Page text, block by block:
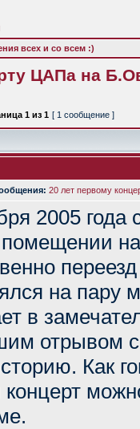
всех и со всем :)
ЦАПа на
1 из 1 [ 1 сообщение ]
20 лет первому
2005
помещении
на пару
в
отрывом
Как